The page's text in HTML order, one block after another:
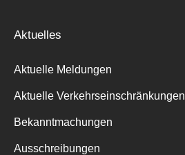
Aktuelles
Aktuelle Meldungen
Aktuelle Verkehrseinschränkungen
Bekanntmachungen
Ausschreibungen